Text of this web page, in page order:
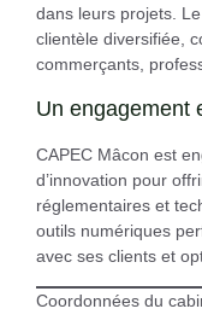
dans leurs projets.
clientèle diversifiée,
commerçants,
Un engagement
CAPEC Mâcon est
d’innovation pour
réglementaires et
outils numériques
avec ses clients et
Coordonnées du